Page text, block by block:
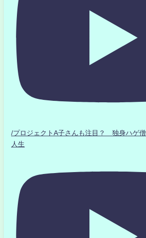
/プロジェクトA子さんも注目？ 独身ハゲ
人生